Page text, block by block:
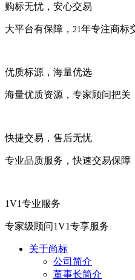
购标无忧，安心交易
大平台有保障， 21 年专注商标
优质标源，海量优选
海量优质资源，专家顾问把关
快捷交易，售后无忧
专业品质服务，快速交易保障
1V1专业服务
专家级顾问1V1专享服务
关于尚标
公司简介
董事长简介